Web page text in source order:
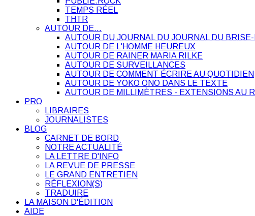
TEMPS RÉEL
THTR
AUTOUR DE…
AUTOUR DU JOURNAL DU JOURNAL DU
AUTOUR DE L'HOMME HEUREUX
AUTOUR DE RAINER MARIA RILKE
AUTOUR DE SURVEILLANCES
AUTOUR DE COMMENT ÉCRIRE AU QUOTIDIEN
AUTOUR DE YOKO ONO DANS LE TEXTE
AUTOUR DE MILLIMÈTRES - EXTENSIONS AU
PRO
LIBRAIRES
JOURNALISTES
BLOG
CARNET DE BORD
NOTRE ACTUALITÉ
LA LETTRE D'INFO
LA REVUE DE PRESSE
LE GRAND ENTRETIEN
RÉFLEXION(S)
TRADUIRE
LA MAISON D'ÉDITION
AIDE